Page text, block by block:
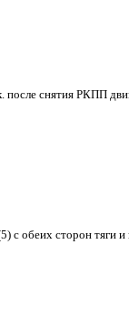
после снятия РКПП
обеих сторон тяги и